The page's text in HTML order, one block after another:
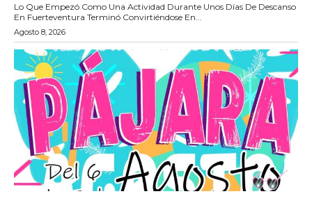
Lo Que Empezó Como Una Actividad Durante Unos Días De Descanso
En Fuerteventura Terminó Convirtiéndose En...
Agosto 8, 2026